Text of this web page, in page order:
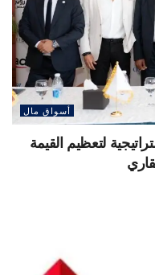
أسواق مال
استراتيجية لتعظيم القيمة